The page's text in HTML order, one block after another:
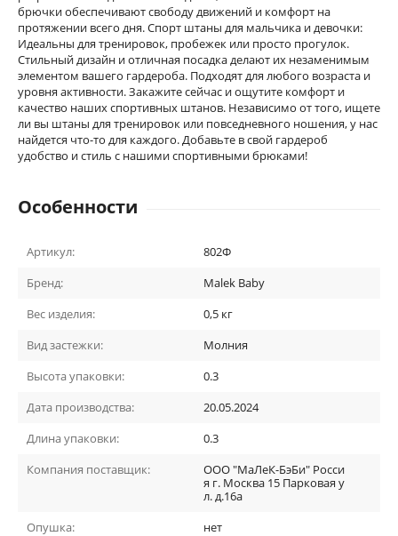
брючки обеспечивают свободу движений и комфорт на
протяжении всего дня. Спорт штаны для мальчика и девочки:
Идеальны для тренировок, пробежек или просто прогулок.
Стильный дизайн и отличная посадка делают их незаменимым
элементом вашего гардероба. Подходят для любого возраста и
уровня активности. Закажите сейчас и ощутите комфорт и
качество наших спортивных штанов. Независимо от того, ищете
ли вы штаны для тренировок или повседневного ношения, у нас
найдется что-то для каждого. Добавьте в свой гардероб
удобство и стиль с нашими спортивными брюками!
Особенности
Артикул:
802Ф
Бренд:
Malek Baby
Вес изделия:
0,5 кг
Вид застежки:
Молния
Высота упаковки:
0.3
Дата производства:
20.05.2024
Длина упаковки:
0.3
Компания поставщик:
ООО "МаЛеК-БэБи" Росси
я г. Москва 15 Парковая у
л. д.16а
Опушка:
нет